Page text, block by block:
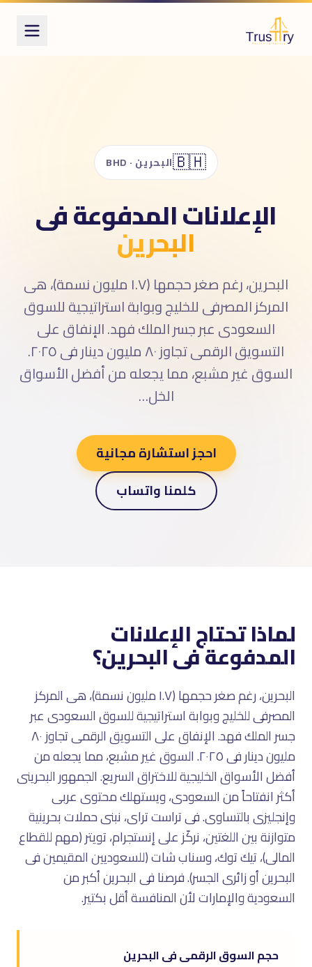
Facebook Ads
TikTok Ads
إعلانات جوجل
بوست ممول
دعاية مدفوعة
🇧🇭البحرين · BHD
الإعلانات المدفوعة فى
البحرين
البحرين، رغم صغر حجمها (١.٧ مليون نسمة)، هى
المركز المصرفى للخليج وبوابة استراتيجية للسوق
السعودى عبر جسر الملك فهد. الإنفاق على
التسويق الرقمى تجاوز ٨٠ مليون دينار فى ٢٠٢٥.
السوق غير مشبع، مما يجعله من أفضل الأسواق
الخل…
احجز استشارة مجانية
كلمنا واتساب
لماذا تحتاج الإعلانات
المدفوعة فى البحرين؟
البحرين، رغم صغر حجمها (١.٧ مليون نسمة)، هى المركز
المصرفى للخليج وبوابة استراتيجية للسوق السعودى عبر
جسر الملك فهد. الإنفاق على التسويق الرقمى تجاوز ٨٠
مليون دينار فى ٢٠٢٥. السوق غير مشبع، مما يجعله من
أفضل الأسواق الخليجية للاختراق السريع. الجمهور البحرينى
أكثر انفتاحاً من السعودى، ويستهلك محتوى عربى
وإنجليزى بالتساوى. فى تراست تراى، نبنى حملات بحرينية
متوازنة بين اللغتين، نركّز على إنستجرام، تويتر (مهم للقطاع
المالى)، تيك توك، وسناب شات (للسعوديين المقيمين فى
البحرين أو زائرى الجسر). فرصنا فى البحرين أكبر من
السعودية والإمارات لأن المنافسة أقل بكتير.
حجم السوق الرقمى فى البحرين